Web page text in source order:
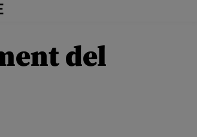
del